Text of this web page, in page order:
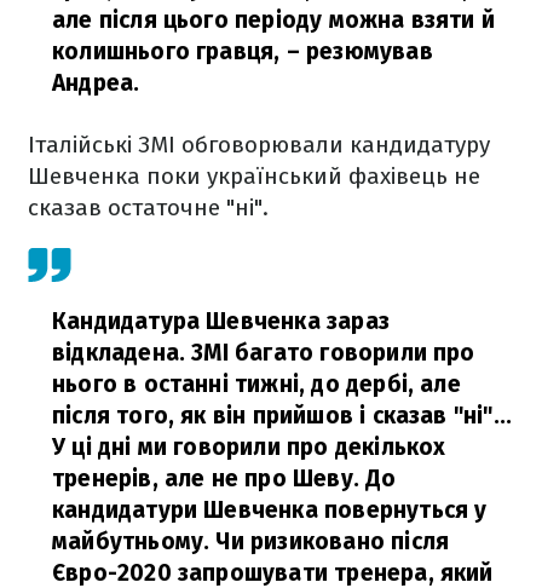
але після цього періоду можна взяти й
колишнього гравця, – резюмував
Андреа.
Італійські ЗМІ обговорювали кандидатуру
Шевченка поки український фахівець не
сказав остаточне "ні".
Кандидатура Шевченка зараз
відкладена. ЗМІ багато говорили про
нього в останні тижні, до дербі, але
після того, як він прийшов і сказав "ні"...
У ці дні ми говорили про декількох
тренерів, але не про Шеву. До
кандидатури Шевченка повернуться у
майбутньому. Чи ризиковано після
Євро-2020 запрошувати тренера, який